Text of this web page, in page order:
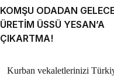
KOMŞU ODADAN
ÜRETİM ÜSSÜ YESAN’A
ÇIKARTMA!
Kurban vekaletlerinizi